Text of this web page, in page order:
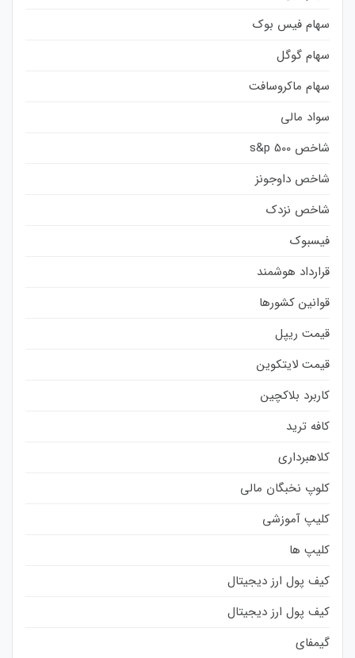
سهام فیس بوک
سهام گوگل
سهام ماکروسافت
سواد مالی
شاخص s&p 500
شاخص داوجونز
شاخص نزدک
فیسبوک
قرارداد هوشمند
قوانین کشورها
قیمت ریپل
قیمت لایتکوین
کاربرد بلاکچین
کافه ترید
کلاهبرداری
کلوپ نخبگان مالی
کلیپ آموزشی
کلیپ ها
کیف پول ارز دیجیتال
کیف پول ارز دیجیتال
گیمفای